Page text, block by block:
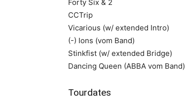
Forty Six & 2
CCTrip
Vicarious (w/ extended Intro)
(-) Ions (vom Band)
Stinkfist (w/ extended Bridge)
Dancing Queen (ABBA vom Band)
Tourdates